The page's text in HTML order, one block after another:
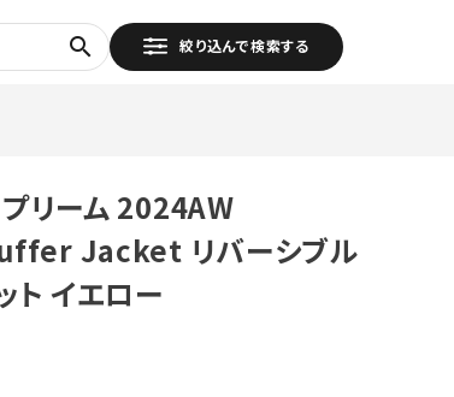
search 絞り込んで検索する
リーム 2024AW
Jacket リバーシブル
ト イエロー